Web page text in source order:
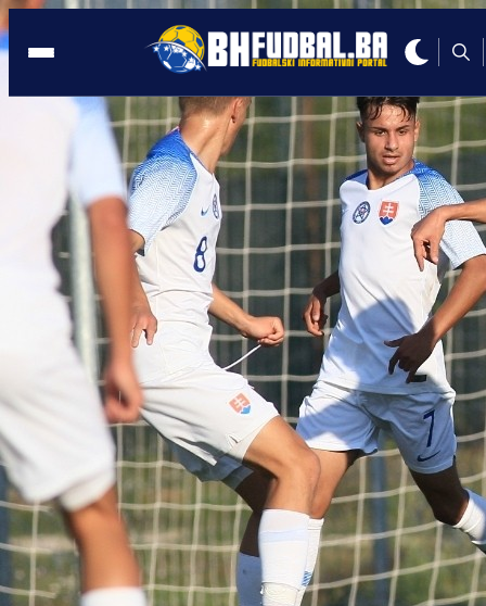
KADETI
16:13, 21.04.2022
Šabićeve mlade nade upisale novu
visoku pobjedu u Zenici!
Autor:
BHFudbal.ba
16:13, 21.04.2022